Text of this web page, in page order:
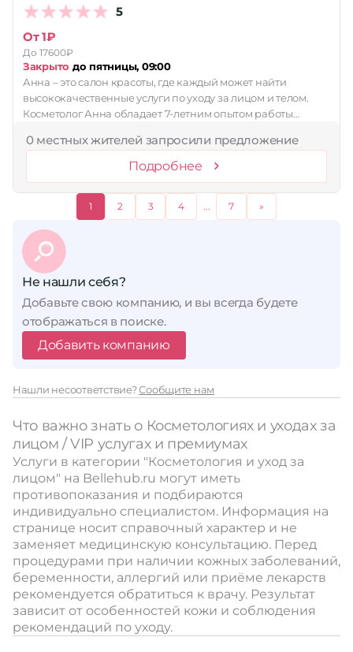
5
От 1₽
До 17600₽
Закрыто до пятницы, 09:00
Анна – это салон красоты, где каждый может найти
высококачественные услуги по уходу за лицом и телом.
Косметолог Анна обладает 7-летним опытом работы…
0 местных жителей запросили предложение
Подробнее
1 2 3 4 7 »
Не нашли себя?
Добавьте свою компанию, и вы всегда будете
отображаться в поиске.
Добавить компанию
Нашли несоответствие?Сообщите нам
Что важно знать о Косметологиях и уходах за
лицом / VIP услугах и премиумах
Услуги в категории "Косметология и уход за
лицом" на Bellehub.ru могут иметь
противопоказания и подбираются
индивидуально специалистом. Информация на
странице носит справочный характер и не
заменяет медицинскую консультацию. Перед
процедурами при наличии кожных заболеваний,
беременности, аллергий или приёме лекарств
рекомендуется обратиться к врачу. Результат
зависит от особенностей кожи и соблюдения
рекомендаций по уходу.